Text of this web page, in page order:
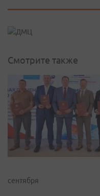
Смотрите также
сентября